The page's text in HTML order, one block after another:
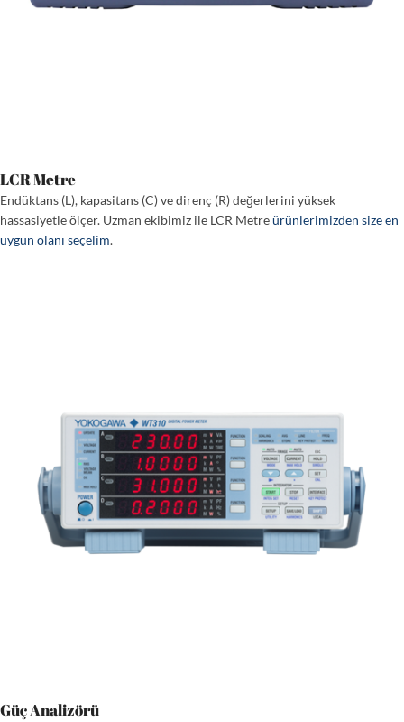
LCR Metre
Endüktans (L), kapasitans (C) ve direnç (R) değerlerini yüksek
hassasiyetle ölçer. Uzman ekibimiz ile LCR Metreürünlerimizden size en
uygun olanı seçelim.
Güç Analizörü